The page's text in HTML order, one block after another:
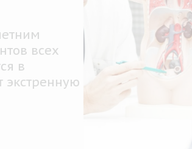
только
Врачи